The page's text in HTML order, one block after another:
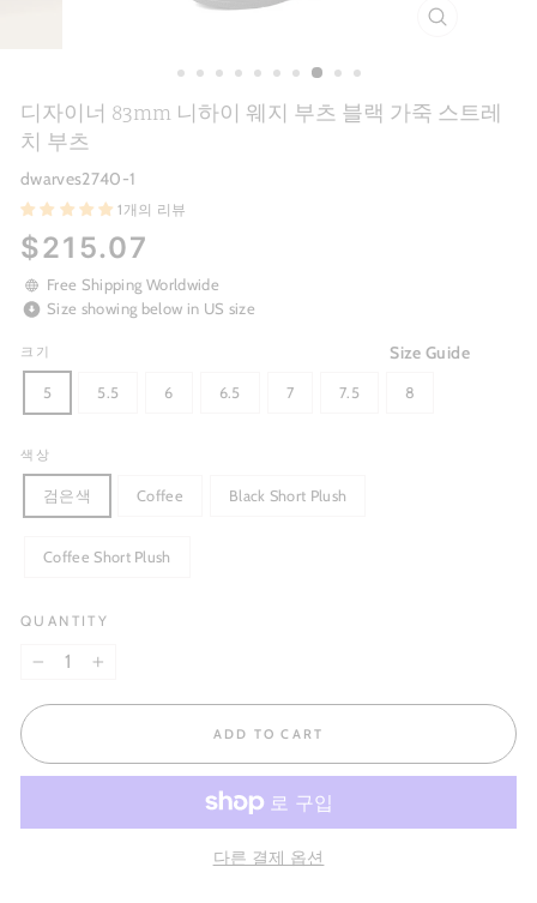
디자이너 83mm 니하이 웨지 부츠 블랙 가죽 스트레
치 부츠
dwarves2740-1
1개의 리뷰
Regular
price
$215.07
Free Shipping Worldwide
Size showing below in US size
Size Guide
크기
5 5.5 6 6.5 7 7.5 8
색상
검은색 Coffee Black Short Plush
Coffee Short Plush
QUANTITY
ADD TO CART
다른 결제 옵션